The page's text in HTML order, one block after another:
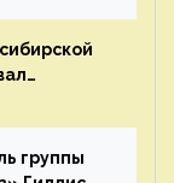
группы